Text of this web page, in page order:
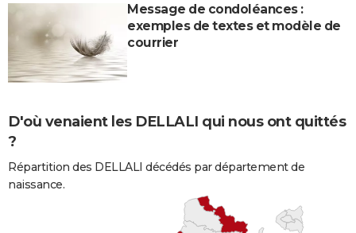
Message de condoléances :
exemples de textes et modèle de
courrier
D'où venaient les DELLALI qui nous ont quittés
?
Répartition des DELLALI décédés par département de
naissance.